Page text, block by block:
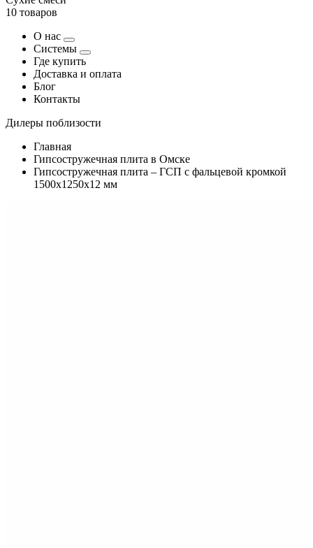
10 товаров
О нас
Системы
Где купить
Доставка и оплата
Блог
Контакты
Дилеры поблизости
Главная
Гипсостружечная плита в Омске
Гипсостружечная плита – ГСП с фальцевой кромкой
1500х1250х12 мм